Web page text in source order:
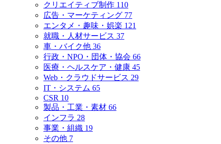
クリエイティブ制作 110
広告・マーケティング 77
エンタメ・趣味・娯楽 121
就職・人材サービス 37
車・バイク他 36
行政・NPO・団体・協会 66
医療・ヘルスケア・健康 45
Web・クラウドサービス 29
IT・システム 65
CSR 10
製品・工業・素材 66
インフラ 28
事業・組織 19
その他 7